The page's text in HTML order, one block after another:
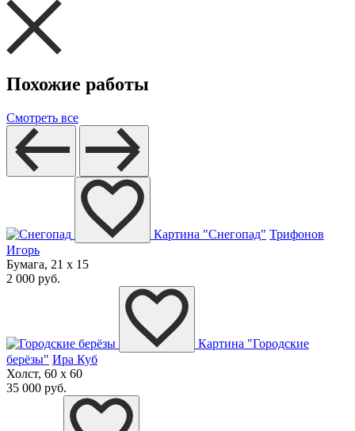
Похожие работы
Смотреть все
Картина "Снегопад" Трифонов
Игорь
Бумага, 21 x 15
2 000 руб.
Картина "Городские
берёзы" Ира Куб
Холст, 60 x 60
35 000 руб.